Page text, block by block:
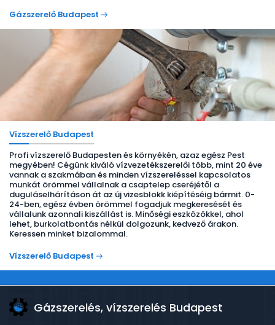
Gázszerelő Budapest
Vízszerelő Budapest
Profi vízszerelő Budapesten és környékén, azaz egész Pest
megyében! Cégünk kiváló vízvezetékszerelői több, mint 20 éve
vannak a szakmában és minden vízszereléssel kapcsolatos
munkát örömmel vállalnak a csaptelep cseréjétől a
duguláselhárításon át az új vizesblokk kiépítéséig bármit. 0-
24-ben, egész évben örömmel fogadjuk megkeresését és
vállalunk azonnali kiszállást is. Minőségi eszközökkel, ahol
lehet, burkolatbontás nélkül dolgozunk, kedvező árakon.
Keressen minket bizalommal.
Vízszerelő Budapest
Gázszerelés, vízszerelés Budapest